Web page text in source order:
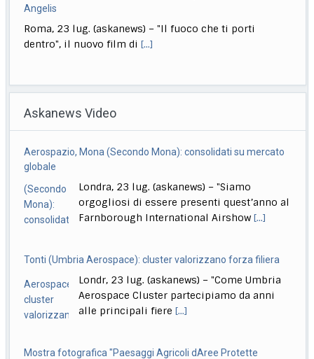
Angelis
Roma, 23 lug. (askanews) – "Il fuoco che ti porti
dentro", il nuovo film di[...]
questa notte"
Roma, 23 lug. (askanews) – Nanni Moretti torna a
Venezia, in Concorso alla 83esima Mostra[...]
Venezia83, "Be Brave": Carrozzini racconta Renzo Rosso
Roma, 23 lug. (askanews) – L’Ia a Venezia. "Be Brave"
verrà presentato in anteprima mondiale, [...]
Askanews Video
Aerospazio, Mona (Secondo Mona): consolidati su mercato
globale
Londra, 23 lug. (askanews) – "Siamo
orgogliosi di essere presenti quest’anno al
Farnborough International Airshow[...]
Tonti (Umbria Aerospace): cluster valorizzano forza filiera
Londr, 23 lug. (askanews) – "Come Umbria
Aerospace Cluster partecipiamo da anni
alle principali fiere[...]
Mostra fotografica "Paesaggi Agricoli dAree Protette